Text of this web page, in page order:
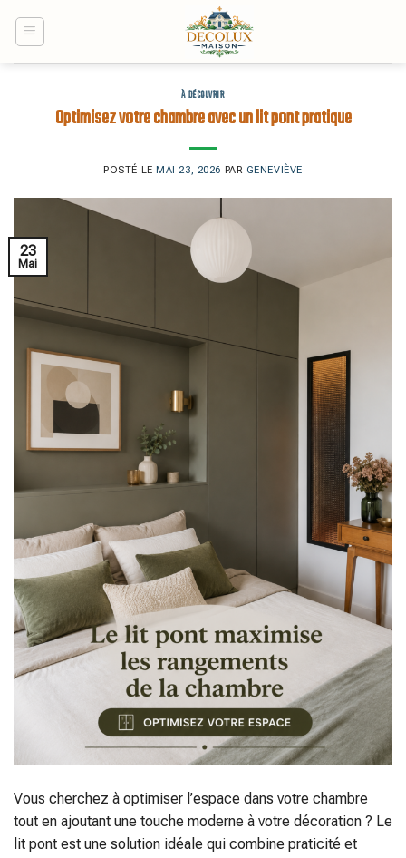
À DÉCOUVRIR
Optimisez votre chambre avec un lit pont pratique
POSTÉ LEMAI 23, 2026 PAR GENEVIÈVE
23
Mai
Vous cherchez à optimiser l’espace dans votre chambre
tout en ajoutant une touche moderne à votre décoration ? Le
lit pont est une solution idéale qui combine praticité et